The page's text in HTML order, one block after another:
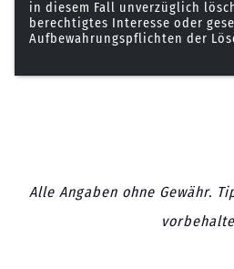
in diesem Fall unverzüglich
berechtigtes Interesse oder
Aufbewahrungspflichten der
Alle Angaben ohne Gewähr.